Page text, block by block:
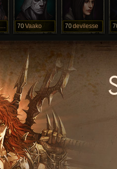
THExBEAST 70Vaako 70devilesse